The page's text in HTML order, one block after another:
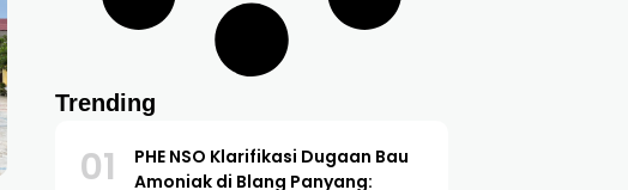
Trending
01
PHE NSO Klarifikasi Dugaan Bau
Amoniak di Blang Panyang: